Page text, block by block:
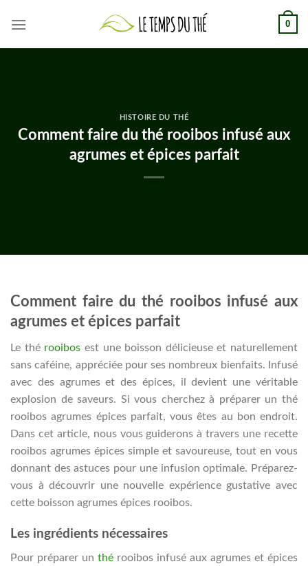
0
HISTOIRE DU THÉ
Comment faire du thé rooibos infusé aux
agrumes et épices parfait
Comment faire du thé rooibos infusé aux
agrumes et épices parfait
Le thé rooibos est une boisson délicieuse et naturellement
sans caféine, appréciée pour ses nombreux bienfaits. Infusé
avec des agrumes et des épices, il devient une véritable
explosion de saveurs. Si vous cherchez à préparer un thé
rooibos agrumes épices parfait, vous êtes au bon endroit.
Dans cet article, nous vous guiderons à travers une recette
rooibos agrumes épices simple et savoureuse, tout en vous
donnant des astuces pour une infusion optimale. Préparez-
vous à découvrir une nouvelle expérience gustative avec
cette boisson agrumes épices rooibos.
Les ingrédients nécessaires
Pour préparer un thé rooibos infusé aux agrumes et épices